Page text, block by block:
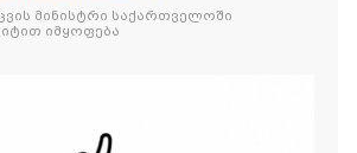
მინისტრი საქართველოში
იმყოფება